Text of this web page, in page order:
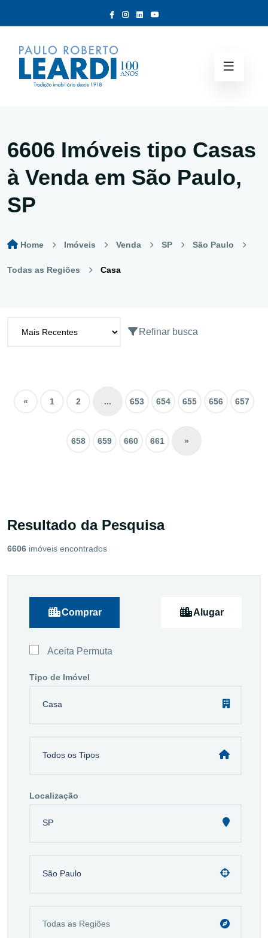
6606 Imóveis tipo Casas
à Venda em São Paulo,
SP
Home Imóveis Venda SP São Paulo
Todas as Regiões Casa
Resultado da Pesquisa
6606 imóveis encontrados
Comprar Alugar
Aceita Permuta
Tipo de Imóvel
Casa
Todos os Tipos
Localização
SP
São Paulo
Refinar busca
« 1 2 ... 653 654 655 656 657
658 659 660 661 »